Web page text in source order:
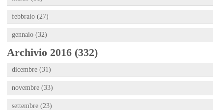
febbraio (27)
gennaio (32)
Archivio 2016 (332)
dicembre (31)
novembre (33)
settembre (23)